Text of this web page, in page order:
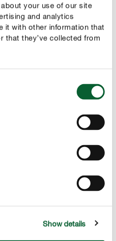
your use of our site
and analytics
it with other information that
that they’ve collected from
Show details
m.in. azot, które dzięki
Wszystkie zalety i wady
na co należy
trawy, znajdziesz